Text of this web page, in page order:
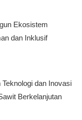
Ekosistem
dan Inklusif
dan Inovasi
Berkelanjutan